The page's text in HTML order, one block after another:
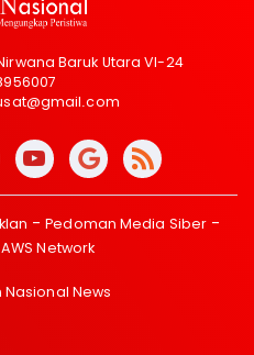
Baruk Utara VI-24
Pedoman Media Siber
AWS Network
News